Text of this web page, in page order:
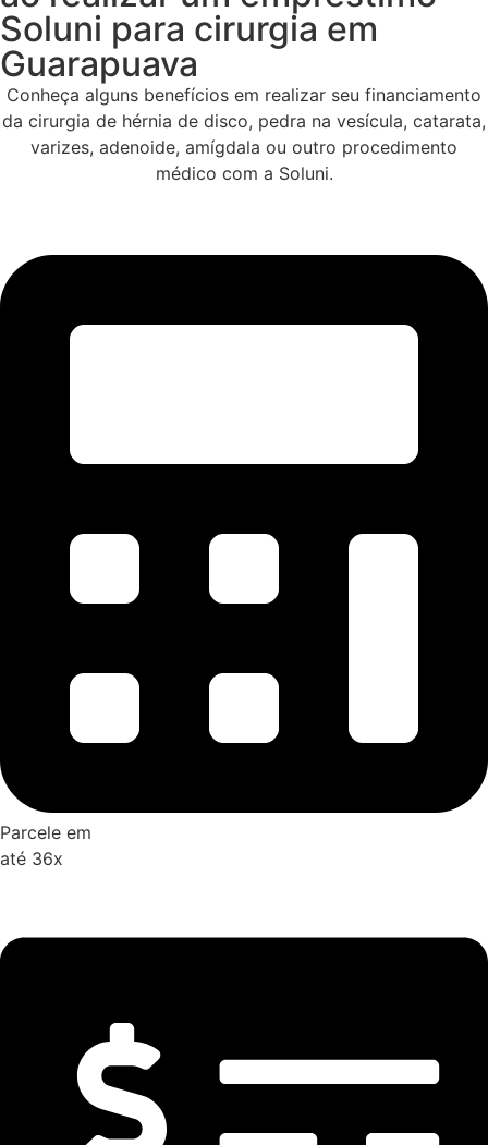
Soluni para cirurgia em
Guarapuava
Conheça alguns benefícios em realizar seu financiamento
da cirurgia de hérnia de disco, pedra na vesícula, catarata,
varizes, adenoide, amígdala ou outro procedimento
médico com a Soluni.
Parcele em
até 36x